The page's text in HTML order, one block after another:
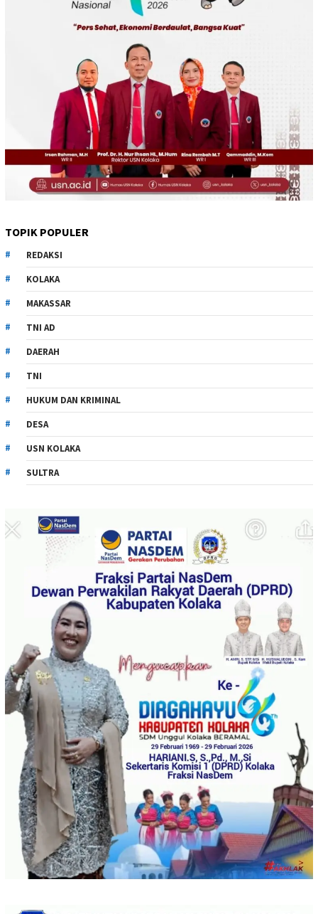
TOPIK POPULER
REDAKSI
KOLAKA
MAKASSAR
TNI AD
DAERAH
TNI
HUKUM DAN KRIMINAL
DESA
USN KOLAKA
SULTRA